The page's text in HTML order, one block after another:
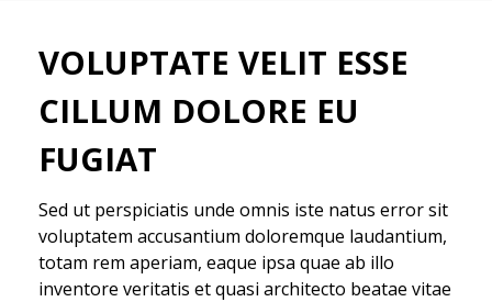
VOLUPTATE VELIT ESSE
CILLUM DOLORE EU
FUGIAT
Sed ut perspiciatis unde omnis iste natus error sit
voluptatem accusantium doloremque laudantium,
totam rem aperiam, eaque ipsa quae ab illo
inventore veritatis et quasi architecto beatae vitae